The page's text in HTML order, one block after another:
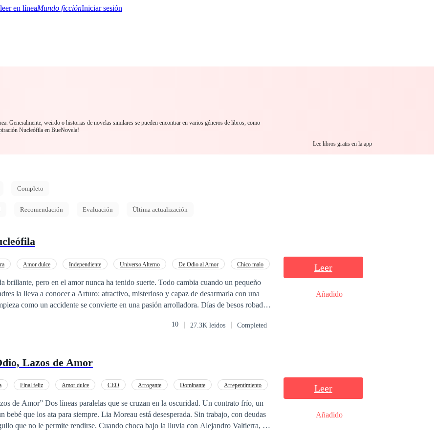
Mundo ficciónIniciar sesión
Generalmente, weirdo o historias de novelas similares se pueden encontrar en varios géneros de libros, como
Nucleófila en BueNovela!
Lee libros gratis en la app
Completo
Recomendación Evaluación Última actualización
Amor dulce Independiente Universo Alterno De Odio al Amor
Chico malo
brillante, pero en el amor nunca ha tenido suerte. Todo cambia cuando un pequeño
la lleva a conocer a Arturo: atractivo, misterioso y capaz de desarmarla con una
como un accidente se convierte en una pasión arrolladora. Días de besos robados,
un antiguo arco en los cerros, Virginia despierta en otra época: Inglaterra, 1813. Un
allá del tiempo? ¿O una cruel ilusión
el camino de regreso a su vida. Pero cada mirada de Arturo, cada roce de sus manos,
destinadas, ni el tiempo puede separarlas.
10 27.3K leídos Completed
Leer
Añadido
Lazos de Amor
Final feliz Amor dulce CEO Arrogante Dominante
Arrepentimiento
de Amor” Dos líneas paralelas que se cruzan en la oscuridad. Un contrato frío, un
bebé que los ata para siempre. Lia Moreau está desesperada. Sin trabajo, con deudas
que no le permite rendirse. Cuando choca bajo la lluvia con Alejandro Valtierra, el
Leer
Añadido